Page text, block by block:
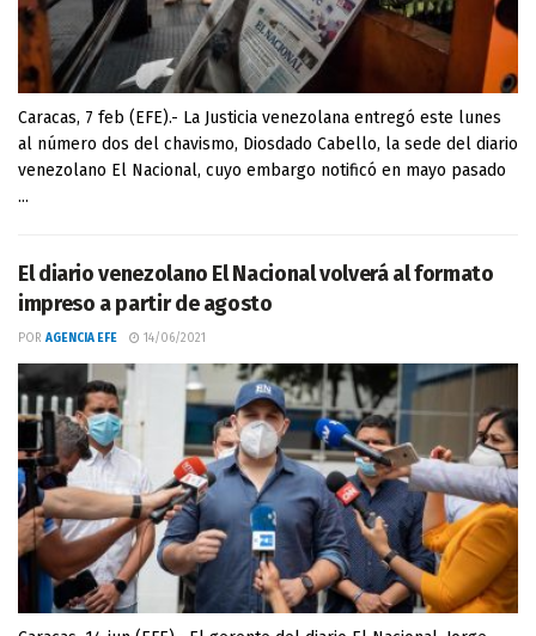
Caracas, 7 feb (EFE).- La Justicia venezolana entregó este lunes
al número dos del chavismo, Diosdado Cabello, la sede del diario
venezolano El Nacional, cuyo embargo notificó en mayo pasado
...
El diario venezolano El Nacional volverá al formato
impreso a partir de agosto
POR AGENCIA EFE 14/06/2021